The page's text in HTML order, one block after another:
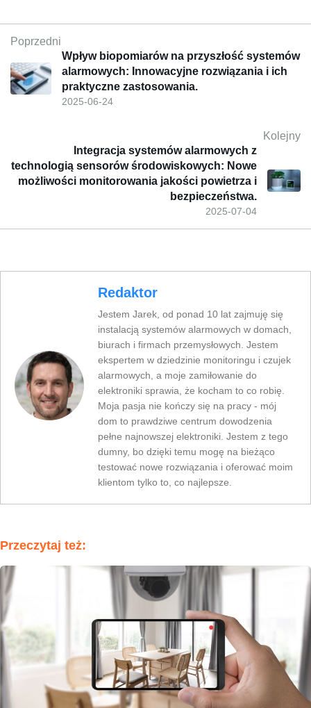
Poprzedni
2025-06-24
Wpływ biopomiarów na przyszłość systemów
alarmowych: Innowacyjne rozwiązania i ich
praktyczne zastosowania.
Kolejny
2025-07-04
Integracja systemów alarmowych z
technologią sensorów środowiskowych: Nowe
możliwości monitorowania jakości powietrza i
bezpieczeństwa.
Redaktor
Jestem Jarek, od ponad 10 lat zajmuję się
instalacją systemów alarmowych w domach,
biurach i firmach przemysłowych. Jestem
ekspertem w dziedzinie monitoringu i czujek
alarmowych, a moje zamiłowanie do
elektroniki sprawia, że kocham to co robię.
Moja pasja nie kończy się na pracy - mój
dom to prawdziwe centrum dowodzenia
pełne najnowszej elektroniki. Jestem z tego
dumny, bo dzięki temu mogę na bieżąco
testować nowe rozwiązania i oferować moim
klientom tylko to, co najlepsze.
Przeczytaj też: